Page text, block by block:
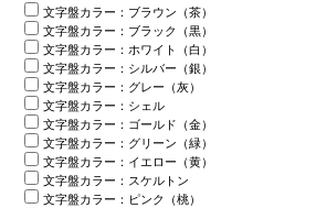
文字盤カラー：ブラウン（茶）
文字盤カラー：ブラック（黒）
文字盤カラー：ホワイト（白）
文字盤カラー：シルバー（銀）
文字盤カラー：グレー（灰）
文字盤カラー：シェル
文字盤カラー：ゴールド（金）
文字盤カラー：グリーン（緑）
文字盤カラー：イエロー（黄）
文字盤カラー：スケルトン
文字盤カラー：ピンク（桃）